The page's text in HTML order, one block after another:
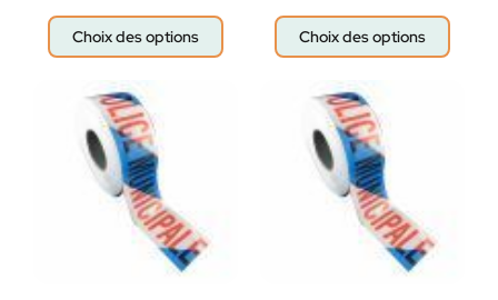
Choix des options Choix des options